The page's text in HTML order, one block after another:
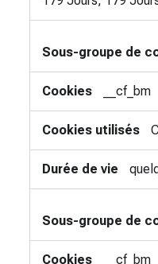
__cf_bm
__cf_bm